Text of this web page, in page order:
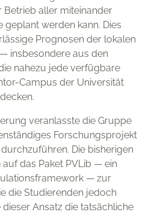
aller miteinander
werden kann. Dies
Prognosen der lokalen
insbesondere aus den
nahezu jede verfügbare
Campus der Universität
veranlasste die Gruppe
Forschungsprojekt
Die bisherigen
das Paket PVLib — ein
— zur
die Studierenden jedoch
Ansatz die tatsächliche